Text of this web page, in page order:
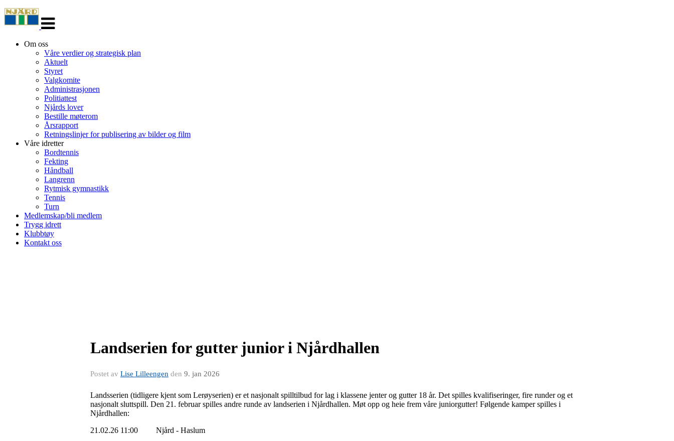
navigasjon
Om oss
Våre verdier og strategisk plan
Aktuelt
Styret
Valgkomite
Administrasjonen
Politiattest
Njårds lover
Bestille møterom
Årsrapport
Retningslinjer for publisering av bilder og film
Våre idretter
Bordtennis
Fekting
Håndball
Langrenn
Rytmisk gymnastikk
Tennis
Turn
Medlemskap/bli medlem
Trygg idrett
Klubbtøy
Kontakt oss
Landserien for gutter junior i Njårdhallen
Postet av Lise Lilleengen den 9. jan 2026
Landsserien (tidligere kjent som Lerøyserien) er et nasjonalt spilltilbud for lag i klassene jenter og gutter 18 år. Det spilles kvalifiseringer, fire runder og et
nasjonalt sluttspill. Den 21. februar spilles andre runde av landserien i Njårdhallen. Møt opp og heie frem våre juniorgutter! Følgende kamper spilles i
Njårdhallen:
21.02.26 11:00 Njård - Haslum